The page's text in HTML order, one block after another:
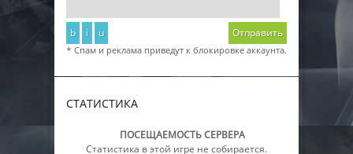
b i u Отправить
* Спам и реклама приведут к блокировке аккаунта.
СТАТИСТИКА
ПОСЕЩАЕМОСТЬ СЕРВЕРА
Статистика в этой игре не собирается.